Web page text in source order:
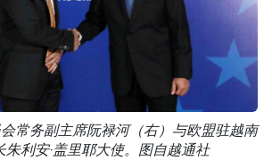
常务副主席阮禄河（右）与欧盟驻越南
朱利安·盖里耶大使。图自越通社